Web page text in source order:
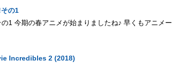
の1
1 今期の春アニメが始まりましたね♪ 早くもアニメー
Incredibles 2 (2018)